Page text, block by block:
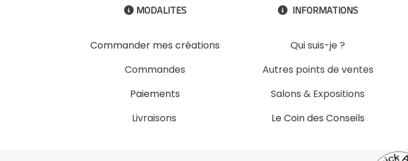
 MODALITES
Commander mes créations
Commandes
Paiements
Livraisons
 INFORMATIONS
Qui suis-je ?
Autres points de ventes
Salons & Expositions
Le Coin des Conseils